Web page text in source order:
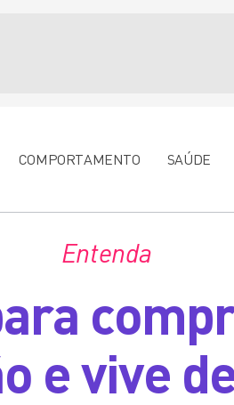
COMPORTAMENTO SAÚDE
Entenda
e vive